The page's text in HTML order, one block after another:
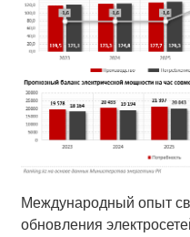
Международный опыт
обновления